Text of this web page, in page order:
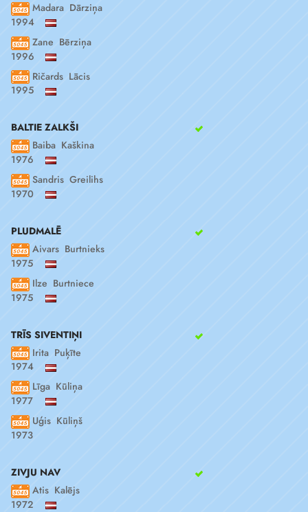
Madara Dārziņa
1994
Zane Bērziņa
1996
Ričards Lācis
1995
BALTIE ZALKŠI
Baiba Kaškina
1976
Sandris Greilihs
1970
PLUDMALĒ
Aivars Burtnieks
1975
Ilze Burtniece
1975
TRĪS SIVENTIŅI
Irita Puķīte
1974
Līga Kūliņa
1977
Uģis Kūliņš
1973
ZIVJU NAV
Atis Kalējs
1972